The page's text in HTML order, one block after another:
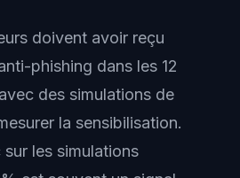
doivent avoir reçu
phishing dans les 12
des simulations de
la sensibilisation.
les simulations